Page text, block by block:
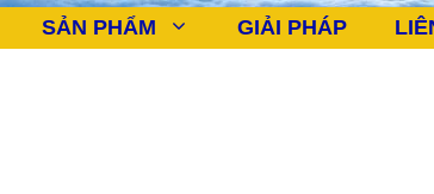
SẢN PHẨM GIẢI PHÁP